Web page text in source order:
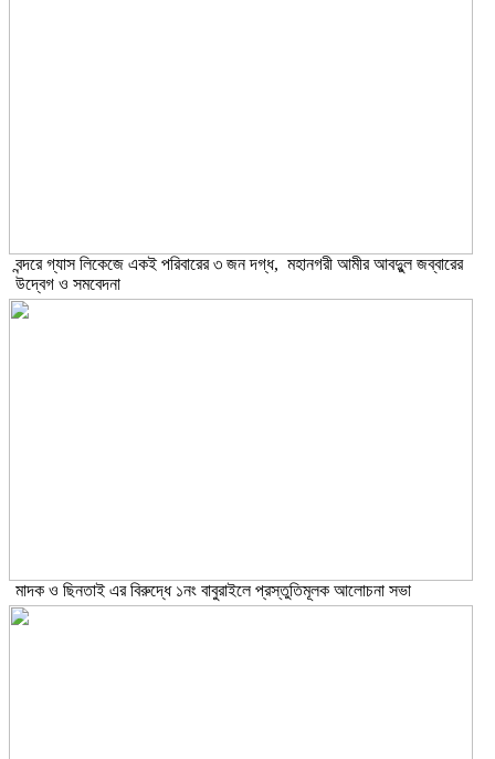
বন্দরে গ্যাস লিকেজে একই পরিবারের ৩ জন দগ্ধ, মহানগরী আমীর আবদুুল জব্বারের
উদ্বেগ ও সমবেদনা
মাদক ও ছিনতাই এর বিরুদ্ধে ১নং বাবুরাইলে প্রস্তুতিমূলক আলোচনা সভা